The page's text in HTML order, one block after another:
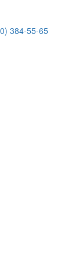
384-55-65